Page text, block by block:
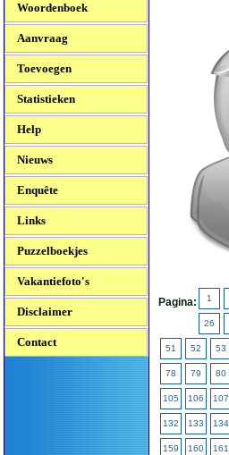
Woordenboek
Aanvraag
Toevoegen
Statistieken
Help
Nieuws
Enquête
Links
Puzzelboekjes
Vakantiefoto's
Disclaimer
Contact
Pagina: 1
26
51 52 53
78 79 80
105 106 107
132 133 134
159 160 161